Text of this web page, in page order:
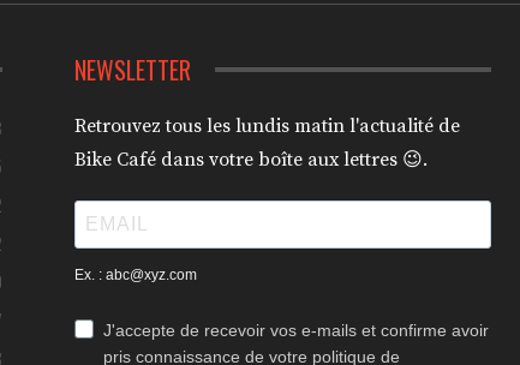
NEWSLETTER
Retrouvez tous les lundis matin l'actualité de
Bike Café dans votre boîte aux lettres 😉.
Ex. : abc@xyz.com
J'accepte de recevoir vos e-mails et confirme avoir
pris connaissance de votre politique de